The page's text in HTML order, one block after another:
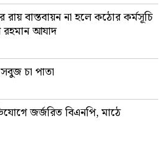
বাস্তবায়ন না হলে কঠোর কর্মসূচি
রহমান আযাদ
চা পাতা
জর্জরিত বিএনপি, মাঠে